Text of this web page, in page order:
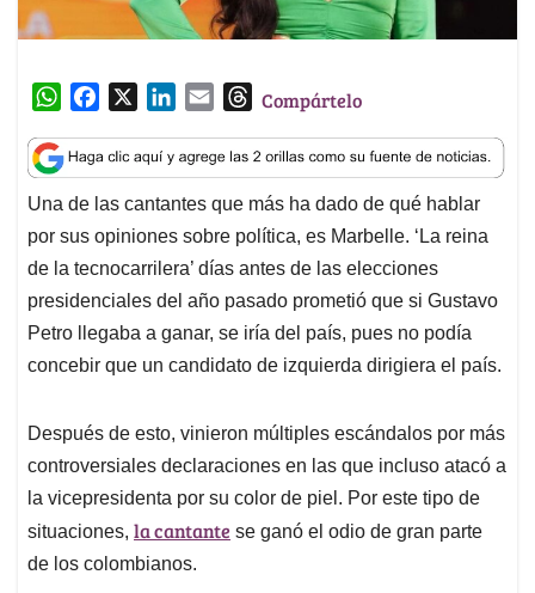
W
a
t
s
A
p
p
c
e
b
o
o
k
n
k
e
d
I
n
a
i
l
T
r
e
a
d
s
Compártelo
Una de las cantantes que más ha dado de qué hablar
por sus opiniones sobre política, es Marbelle. ‘La reina
de la tecnocarrilera’ días antes de las elecciones
presidenciales del año pasado prometió que si Gustavo
Petro llegaba a ganar, se iría del país, pues no podía
concebir que un candidato de izquierda dirigiera el país.
Después de esto, vinieron múltiples escándalos por más
controversiales declaraciones en las que incluso atacó a
la vicepresidenta por su color de piel. Por este tipo de
situaciones, la cantante se ganó el odio de gran parte
de los colombianos.